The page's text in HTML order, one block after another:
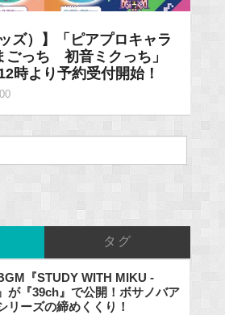
ズ）】「ピアプロキャラ
ごっち 初音ミクっち」
時より予約受付開始！
タグ
『STUDY WITH MIKU -
が『39ch』で公開！ボサノバア
リーズの締めくくり！